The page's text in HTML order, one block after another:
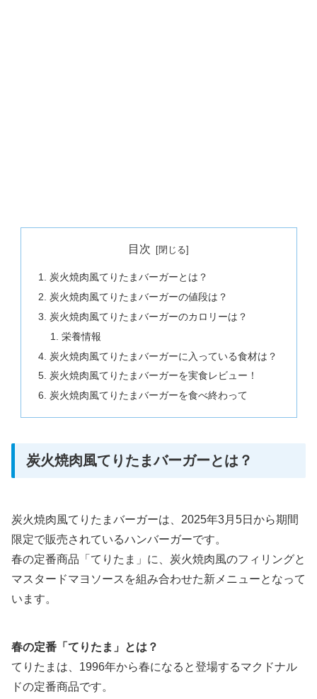
目次
炭火焼肉風てりたまバーガーとは？
炭火焼肉風てりたまバーガーの値段は？
炭火焼肉風てりたまバーガーのカロリーは？
栄養情報
炭火焼肉風てりたまバーガーに入っている食材は？
炭火焼肉風てりたまバーガーを実食レビュー！
炭火焼肉風てりたまバーガーを食べ終わって
炭火焼肉風てりたまバーガーとは？
炭火焼肉風てりたまバーガーは、2025年3月5日から期間
限定で販売されているハンバーガーです。
春の定番商品「てりたま」に、炭火焼肉風のフィリングと
マスタードマヨソースを組み合わせた新メニューとなって
います。
春の定番「てりたま」とは？
てりたまは、1996年から春になると登場するマクドナル
ドの定番商品です。